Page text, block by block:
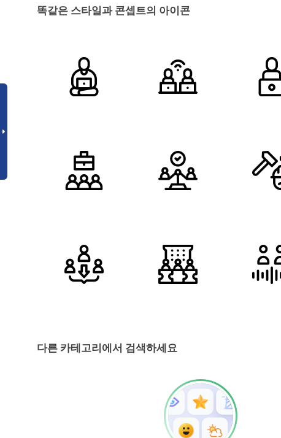
똑같은 스타일과 콘셉트의 아이콘
다른 카테고리에서 검색하세요